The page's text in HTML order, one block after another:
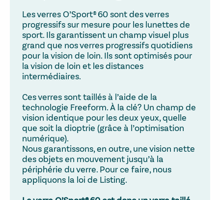
Les verres O’Sport® 60 sont des verres
progressifs sur mesure pour les lunettes de
sport. Ils garantissent un champ visuel plus
grand que nos verres progressifs quotidiens
pour la vision de loin. Ils sont optimisés pour
la vision de loin et les distances
intermédiaires.
Ces verres sont taillés à l’aide de la
technologie Freeform. À la clé? Un champ de
vision identique pour les deux yeux, quelle
que soit la dioptrie (grâce à l’optimisation
numérique).
Nous garantissons, en outre, une vision nette
des objets en mouvement jusqu’à la
périphérie du verre. Pour ce faire, nous
appliquons la loi de Listing.